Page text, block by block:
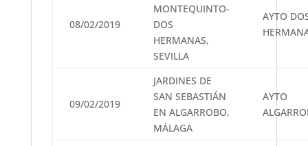
08/02/2019
MONTEQUINTO-
DOS
HERMANAS,
SEVILLA
AYTO
09/02/2019
JARDINES DE
SAN SEBASTIÁN
EN ALGARROBO,
MÁLAGA
AYTO